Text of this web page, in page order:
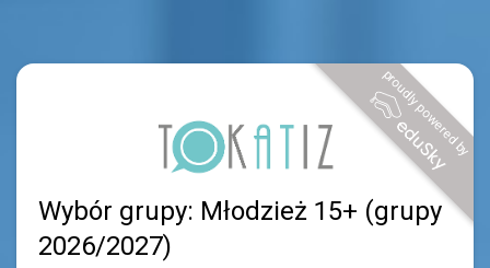
proudly powered by
Wybór grupy: Młodzież 15+ (grupy
2026/2027)